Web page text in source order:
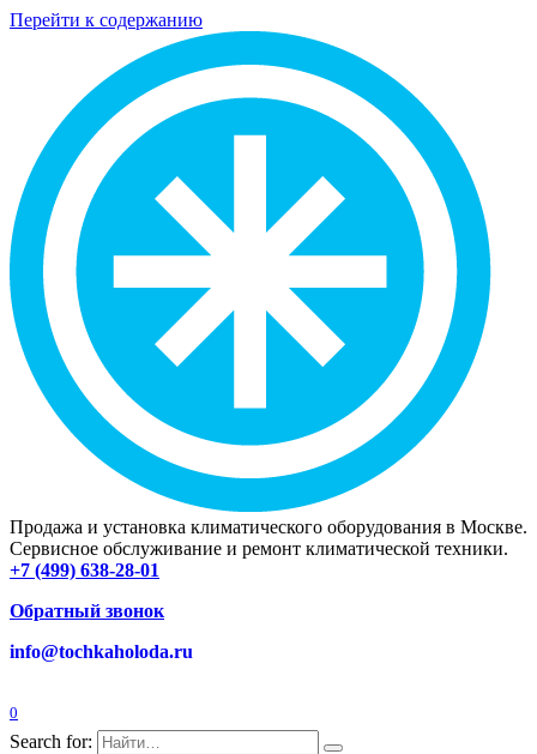
Перейти к содержанию
Продажа и установка климатического оборудования в Москве.
Сервисное обслуживание и ремонт климатической техники.
+7 (499) 638-28-01
Обратный звонок
info@tochkaholoda.ru
0
Search for: